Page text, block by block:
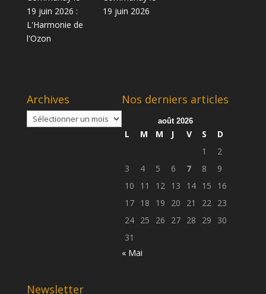
Archives
Archives
Nos derniers articles
août 2026
L M M J V S
D
1
2
3
4 5 6 7 8
9
10
11 12 13 14 15
16
17 18 19 20 21 22
23
24 25 26 27 28 29
30
31
« Mai
Newsletter